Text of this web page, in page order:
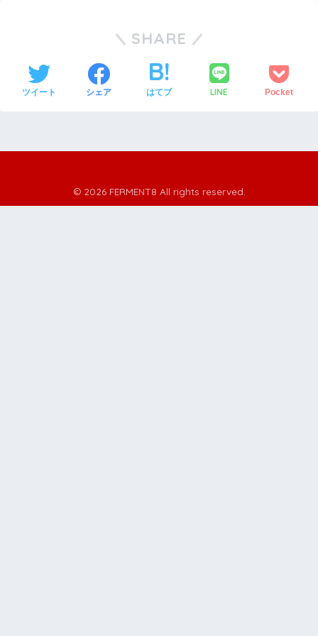
SHARE
ツイート シェア はてブ LINE Pocket
© 2026 FERMENT8 All rights reserved.